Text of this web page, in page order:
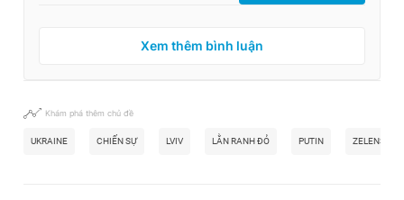
Xem thêm bình luận
Khám phá thêm chủ đề
UKRAINE CHIẾN SỰ LVIV LẰN RANH ĐỎ PUTIN ZELENSKY